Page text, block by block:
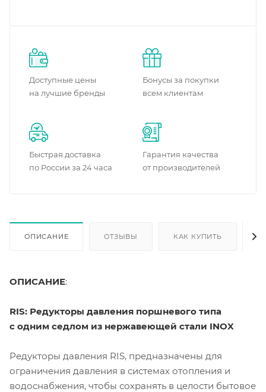
Доступные цены
на лучшие бренды
Бонусы за покупки
всем клиентам
Быстрая доставка
по России за 24 часа
Гарантия качества
от производителей
ОПИСАНИЕ ОТЗЫВЫ КАК КУПИТЬ
ОПИСАНИЕ:
RIS: Редукторы давления поршневого типа
с одним седлом из нержавеющей стали INOX
Редукторы давления RIS, предназначены для
ограничения давления в системах отопления и
водоснабжения, чтобы сохранять в целости бытовое